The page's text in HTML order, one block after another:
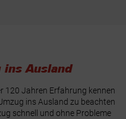
ins Ausland
120 Jahren Erfahrung kennen
ins Ausland zu beachten
schnell und ohne Probleme